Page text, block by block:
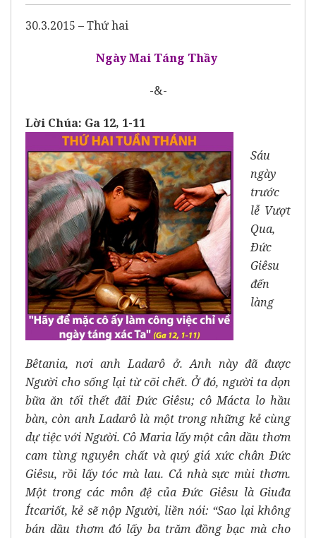
30.3.2015 – Thứ hai
Ngày Mai Táng Thầy
-&-
Lời Chúa: Ga 12, 1-11
Sáu
ngày
trước
lễ Vượt
Qua,
Ðức
Giêsu
đến
làng
Bêtania, nơi anh Ladarô ở. Anh này đã được
Người cho sống lại từ cõi chết. Ở đó, người ta dọn
bữa ăn tối thết đãi Ðức Giêsu; cô Mácta lo hầu
bàn, còn anh Ladarô là một trong những kẻ cùng
dự tiệc với Người. Cô Maria lấy một cân dầu thơm
cam tùng nguyên chất và quý giá xức chân Ðức
Giêsu, rồi lấy tóc mà lau. Cả nhà sực mùi thơm.
Một trong các môn đệ của Ðức Giêsu là Giuđa
Ítcariốt, kẻ sẽ nộp Người, liền nói: “Sao lại không
bán dầu thơm đó lấy ba trăm đồng bạc mà cho